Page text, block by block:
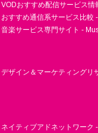
VODおすすめ配信サービス情
おすすめ通信系サービス比較
音楽サービス専門サイト -
デザイン＆マーケティングリ
ネイティブアドネットワーク